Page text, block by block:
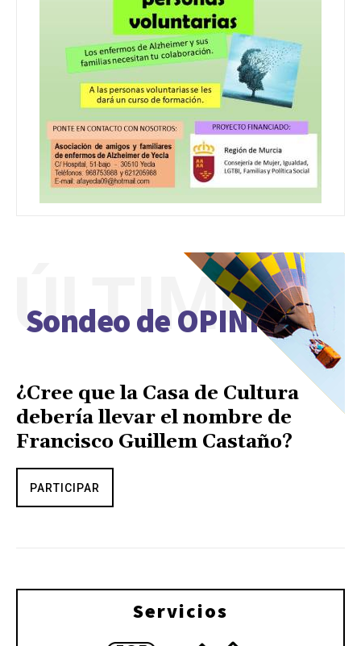
Sondeo de OPINIÓN
ÚLTIMO
¿Cree que la Casa de Cultura
debería llevar el nombre de
Francisco Guillem Castaño?
PARTICIPAR
Servicios